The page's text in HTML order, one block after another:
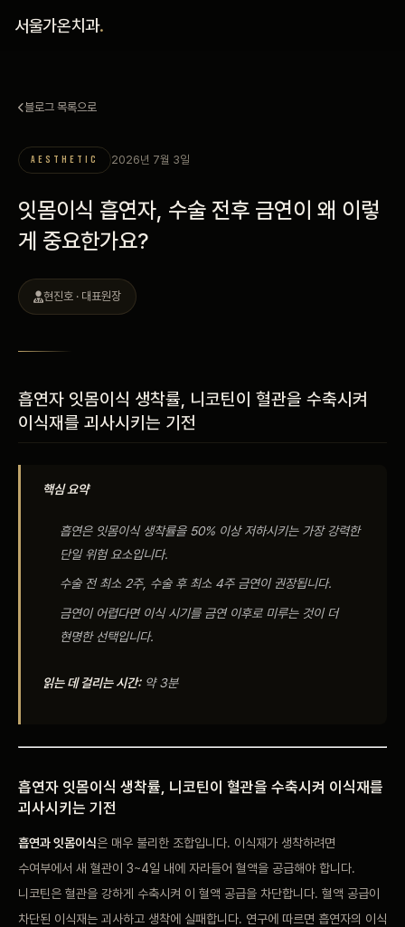
서울가온치과.
커뮤니티
의료진
안내
비포 애프터
공지사항
치과 백과사전
자주 묻는 질문
회원가입 / 로그인
블로그 목록으로
AESTHETIC 2026년 7월 3일
잇몸이식 흡연자, 수술 전후 금연이 왜 이렇
게 중요한가요?
현진호 · 대표원장
흡연자 잇몸이식 생착률, 니코틴이 혈관을 수축시켜
이식재를 괴사시키는 기전
핵심 요약
흡연은 잇몸이식 생착률을 50% 이상 저하시키는 가장 강력한
단일 위험 요소입니다.
수술 전 최소 2주, 수술 후 최소 4주 금연이 권장됩니다.
금연이 어렵다면 이식 시기를 금연 이후로 미루는 것이 더
현명한 선택입니다.
읽는 데 걸리는 시간:약 3분
흡연자 잇몸이식 생착률, 니코틴이 혈관을 수축시켜 이식재를
괴사시키는 기전
흡연과 잇몸이식은 매우 불리한 조합입니다. 이식재가 생착하려면
수여부에서 새 혈관이 3~4일 내에 자라들어 혈액을 공급해야 합니다.
니코틴은 혈관을 강하게 수축시켜 이 혈액 공급을 차단합니다. 혈액 공급이
차단된 이식재는 괴사하고 생착에 실패합니다. 연구에 따르면 흡연자의 이식